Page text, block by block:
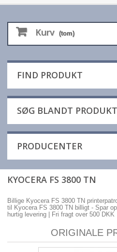
Kurv (tom)
FIND PRODUKT
SØG BLANDT
PRODUCENTER
KYOCERA FS 3800 TN
Billige Kyocera FS 3800 TN
til Kyocera FS 3800 TN billigt - Spar
hurtig levering | Fri fragt over 500 DKK
ORIGINALE